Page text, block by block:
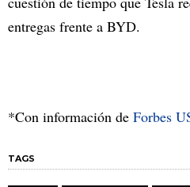
entregas frente a BYD.
*Con información de Forbes
TAGS